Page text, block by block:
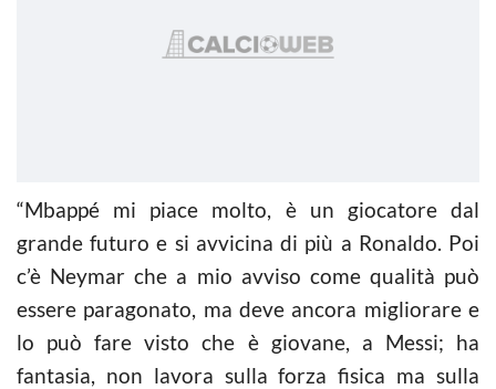
“Mbappé mi piace molto, è un giocatore dal
grande futuro e si avvicina di più a Ronaldo. Poi
c’è Neymar che a mio avviso come qualità può
essere paragonato, ma deve ancora migliorare e
lo può fare visto che è giovane, a Messi; ha
fantasia, non lavora sulla forza fisica ma sulla